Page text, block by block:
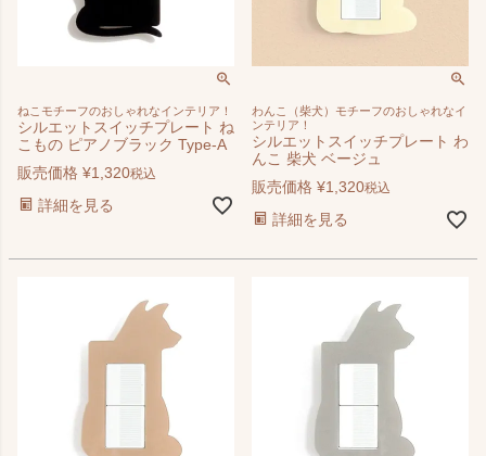
ねこモチーフのおしゃれなインテリア！
シルエットスイッチプレート ね
こもの ピアノブラック Type-A
販売価格 ¥1,320税込
詳細を見る
わんこ（柴犬）モチーフのおしゃれなイ
ンテリア！
シルエットスイッチプレート わ
んこ 柴犬 ベージュ
販売価格 ¥1,320税込
詳細を見る